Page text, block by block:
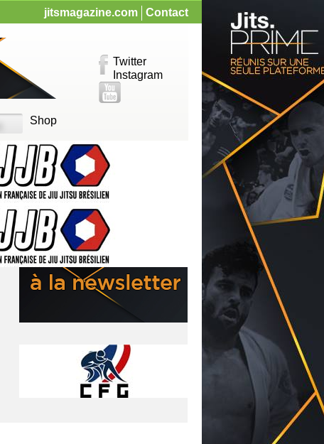
jitsmagazine.com Contact
Twitter
Instagram
Shop